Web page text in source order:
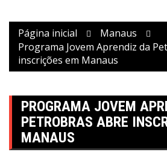
Página inicial
Manaus
Programa Jovem Aprendiz da
inscrições em Manaus
PROGRAMA JOVEM
PETROBRAS ABRE
MANAUS